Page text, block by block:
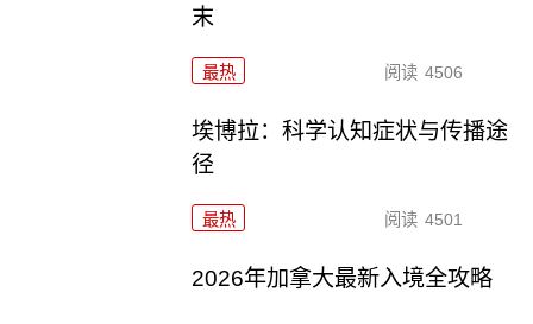
末
最热 阅读 4506
埃博拉：科学认知症状与传播途
径
最热 阅读 4501
2026年加拿大最新入境全攻略